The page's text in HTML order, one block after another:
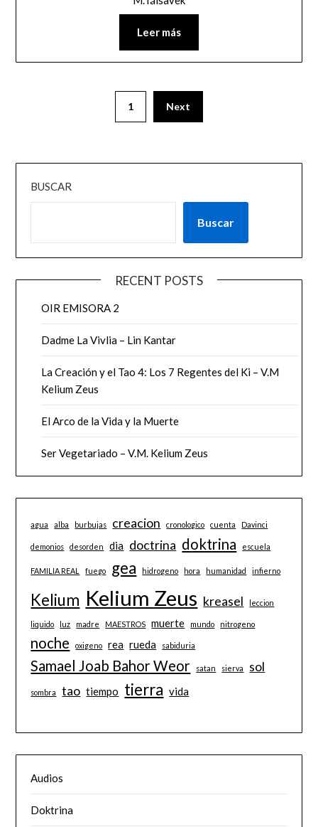
Leer más
1 Next
BUSCAR
Buscar
RECENT POSTS
OIR EMISORA 2
Dadme La Vivlia – Lin Kantar
La Creación y el Tao 4: Los 7 Regentes del Ki – V.M
Kelium Zeus
El Arco de la Vida y la Muerte
Ser Vegetariado – V.M. Kelium Zeus
agua alba burbujas creacion cronologico cuenta Davinci
demonios desorden dia doctrina doktrina escuela
FAMILIA REAL fuego gea hidrogeno hora humanidad infierno
Kelium Kelium Zeus kreasel leccion
liquido luz madre MAESTROS muerte mundo nitrogeno
noche oxigeno rea rueda sabiduria
Samael Joab Bahor Weor satan sierva sol
sombra tao tiempo tierra vida
Audios
Doktrina